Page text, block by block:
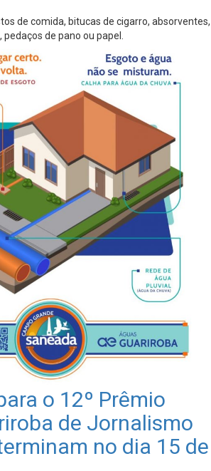
de comida, bitucas de cigarro, absorventes,
de pano ou papel.
o 12º Prêmio
de Jornalismo
no dia 15 de